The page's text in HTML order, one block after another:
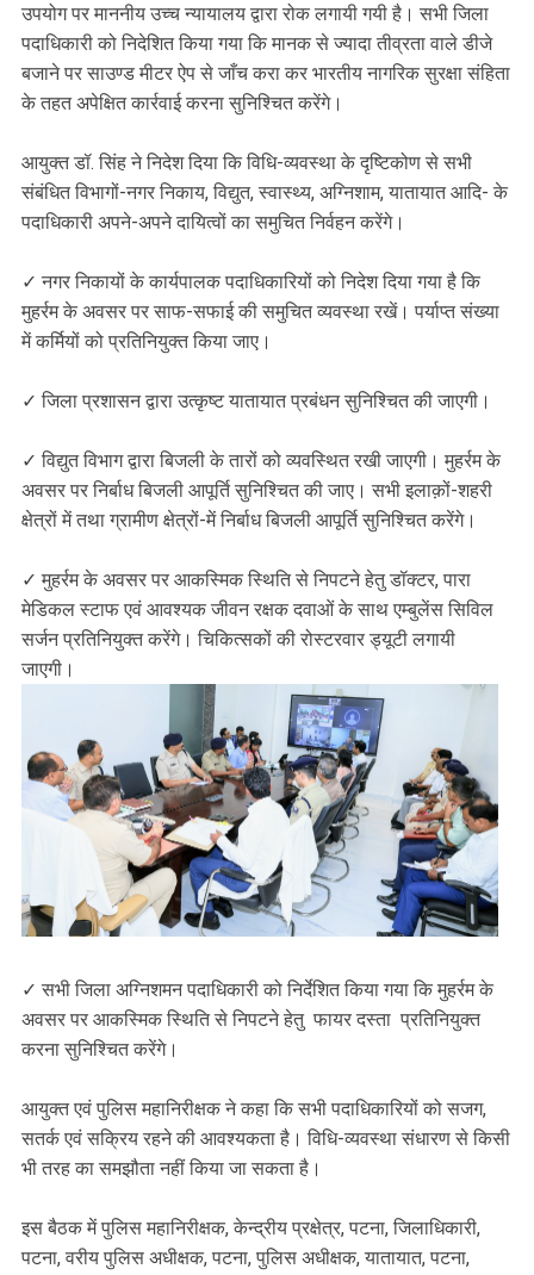
उपयोग पर माननीय उच्च न्यायालय द्वारा रोक लगायी गयी है। सभी जिला
पदाधिकारी को निदेशित किया गया कि मानक से ज्यादा तीव्रता वाले डीजे
बजाने पर साउण्ड मीटर ऐप से जाँच करा कर भारतीय नागरिक सुरक्षा संहिता
के तहत अपेक्षित कार्रवाई करना सुनिश्चित करेंगे।
आयुक्त डॉ. सिंह ने निदेश दिया कि विधि-व्यवस्था के दृष्टिकोण से सभी
संबंधित विभागों-नगर निकाय, विद्युत, स्वास्थ्य, अग्निशाम, यातायात आदि- के
पदाधिकारी अपने-अपने दायित्वों का समुचित निर्वहन करेंगे।
✓ नगर निकायों के कार्यपालक पदाधिकारियों को निदेश दिया गया है कि
मुहर्रम के अवसर पर साफ-सफाई की समुचित व्यवस्था रखें। पर्याप्त संख्या
में कर्मियों को प्रतिनियुक्त किया जाए।
✓ जिला प्रशासन द्वारा उत्कृष्ट यातायात प्रबंधन सुनिश्चित की जाएगी।
✓ विद्युत विभाग द्वारा बिजली के तारों को व्यवस्थित रखी जाएगी। मुहर्रम के
अवसर पर निर्बाध बिजली आपूर्ति सुनिश्चित की जाए। सभी इलाक़ों-शहरी
क्षेत्रों में तथा ग्रामीण क्षेत्रों-में निर्बाध बिजली आपूर्ति सुनिश्चित करेंगे।
✓ मुहर्रम के अवसर पर आकस्मिक स्थिति से निपटने हेतु डॉक्टर, पारा
मेडिकल स्टाफ एवं आवश्यक जीवन रक्षक दवाओं के साथ एम्बुलेंस सिविल
सर्जन प्रतिनियुक्त करेंगे। चिकित्सकों की रोस्टरवार ड्यूटी लगायी
जाएगी।
✓ सभी जिला अग्निशमन पदाधिकारी को निर्देशित किया गया कि मुहर्रम के
अवसर पर आकस्मिक स्थिति से निपटने हेतु फायर दस्ता प्रतिनियुक्त
करना सुनिश्चित करेंगे।
आयुक्त एवं पुलिस महानिरीक्षक ने कहा कि सभी पदाधिकारियों को सजग,
सतर्क एवं सक्रिय रहने की आवश्यकता है। विधि-व्यवस्था संधारण से किसी
भी तरह का समझौता नहीं किया जा सकता है।
इस बैठक में पुलिस महानिरीक्षक, केन्द्रीय प्रक्षेत्र, पटना, जिलाधिकारी,
पटना, वरीय पुलिस अधीक्षक, पटना, पुलिस अधीक्षक, यातायात, पटना,